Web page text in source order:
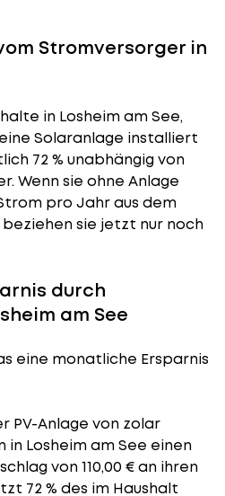
Stromversorger in
in Losheim am See,
Solaranlage installiert
72 % unabhängig von
Wenn sie ohne Anlage
pro Jahr aus dem
sie jetzt nur noch
durch
am See
eine monatliche Ersparnis
PV-Anlage von zolar
in Losheim am See einen
von 110,00 € an ihren
72 % des im Haushalt